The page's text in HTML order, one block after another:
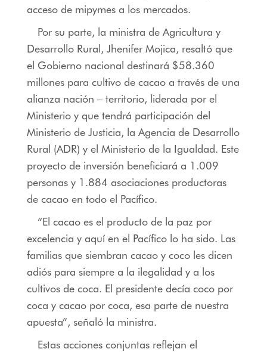
acceso de mipymes a los mercados.
Por su parte, la ministra de Agricultura y
Desarrollo Rural, Jhenifer Mojica, resaltó que
el Gobierno nacional destinará $58.360
millones para cultivo de cacao a través de una
alianza nación – territorio, liderada por el
Ministerio y que tendrá participación del
Ministerio de Justicia, la Agencia de Desarrollo
Rural (ADR) y el Ministerio de la Igualdad. Este
proyecto de inversión beneficiará a 1.009
personas y 1.884 asociaciones productoras
de cacao en todo el Pacífico.
“El cacao es el producto de la paz por
excelencia y aquí en el Pacífico lo ha sido. Las
familias que siembran cacao y coco les dicen
adiós para siempre a la ilegalidad y a los
cultivos de coca. El presidente decía coco por
coca y cacao por coca, esa parte de nuestra
apuesta”, señaló la ministra.
Estas acciones conjuntas reflejan el